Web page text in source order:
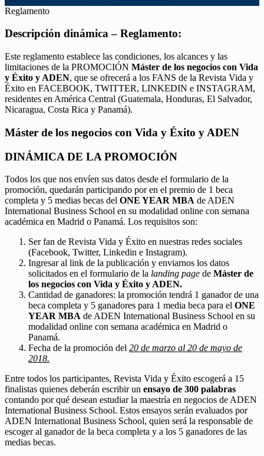
Reglamento
Descripción dinámica – Reglamento:
Este reglamento establece las condiciones, los alcances y las
limitaciones de la PROMOCIÓN Máster de los negocios con Vida
y Éxito y ADEN, que se ofrecerá a los FANS de la Revista Vida y
Éxito en FACEBOOK, TWITTER, LINKEDIN e INSTAGRAM,
residentes en América Central (Guatemala, Honduras, El Salvador,
Nicaragua, Costa Rica y Panamá).
Máster de los negocios con Vida y Éxito y ADEN
DINÁMICA DE LA PROMOCIÓN
Todos los que nos envíen sus datos desde el formulario de la
promoción, quedarán participando por en el premio de 1 beca
completa y 5 medias becas del ONE YEAR MBA de ADEN
International Business School en su modalidad online con semana
académica en Madrid o Panamá. Los requisitos son:
Ser fan de Revista Vida y Éxito en nuestras redes sociales
(Facebook, Twitter, Linkedin e Instagram).
Ingresar al link de la publicación y enviarnos los datos
solicitados en el formulario de la landing page de Máster de
los negocios con Vida y Éxito y ADEN.
Cantidad de ganadores: la promoción tendrá 1 ganador de una
beca completa y 5 ganadores para 1 media beca para el ONE
YEAR MBA de ADEN International Business School en su
modalidad online con semana académica en Madrid o
Panamá.
Fecha de la promoción del 20 de marzo al 20 de mayo de
2018.
Entre todos los participantes, Revista Vida y Éxito escogerá a 15
finalistas quienes deberán escribir un ensayo de 300 palabras
contando por qué desean estudiar la maestría en negocios de ADEN
International Business School. Estos ensayos serán evaluados por
ADEN International Business School, quien será la responsable de
escoger al ganador de la beca completa y a los 5 ganadores de las
medias becas.